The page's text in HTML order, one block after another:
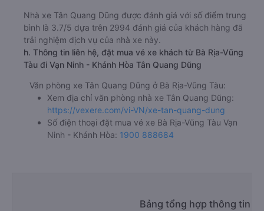
Nhà xe Tân Quang Dũng được đánh giá với số điểm trung
bình là 3.7/5 dựa trên 2994 đánh giá của khách hàng đã
trải nghiệm dịch vụ của nhà xe này.
h. Thông tin liên hệ, đặt mua vé xe khách từ Bà Rịa-Vũng
Tàu đi Vạn Ninh - Khánh Hòa Tân Quang Dũng
Văn phòng xe Tân Quang Dũng ở Bà Rịa-Vũng Tàu:
Xem địa chỉ văn phòng nhà xe Tân Quang Dũng:
https://vexere.com/vi-VN/xe-tan-quang-dung
Số điện thoại đặt mua vé xe Bà Rịa-Vũng Tàu Vạn
Ninh - Khánh Hòa: 1900 888684
Bảng tổng hợp thông tin